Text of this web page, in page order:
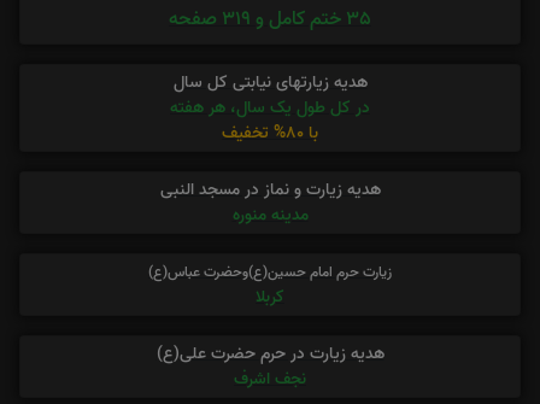
35 ختم کامل و 319 صفحه
هدیه زیارتهای نیابتی کل سال
در کل طول یک سال، هر هفته
با 80% تخفیف
هدیه زیارت و نماز در مسجد النبی
مدینه منوره
زیارت حرم امام حسین(ع)وحضرت عباس(ع)
کربلا
هدیه زیارت در حرم حضرت علی(ع)
نجف اشرف